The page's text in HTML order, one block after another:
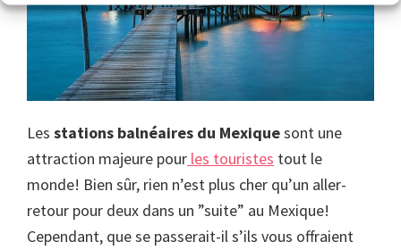
Les stations balnéaires du Mexiquesont une
attraction majeure pour les touristes tout le
monde! Bien sûr, rien n’est plus cher qu’un aller-
retour pour deux dans un ”suite” au Mexique!
Cependant, que se passerait-il s’ils vous offraient